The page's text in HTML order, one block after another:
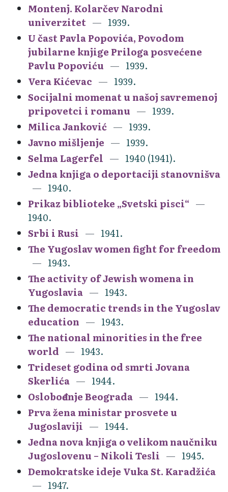
Montenj. Kolarčev Narodni
univerzitet
1939.
U čast Pavla Popovića, Povodom
jubilarne knjige Priloga posvećene
Pavlu Popoviću
1939.
Vera Kićevac
1939.
Socijalni momenat u našoj savremenoj
pripovetci i romanu
1939.
Milica Janković
1939.
Javno mišljenje
1939.
Selma Lagerfel
1940 (1941).
Jedna knjiga o deportaciji stanovnišva
1940.
Prikaz biblioteke „Svetski pisci“
1940.
Srbi i Rusi
1941.
The Yugoslav women fight for freedom
1943.
The activity of Jewish womena in
Yugoslavia
1943.
The democratic trends in the Yugoslav
education
1943.
The national minorities in the free
world
1943.
Trideset godina od smrti Jovana
Skerlića
1944.
Oslobođenje Beograda
1944.
Prva žena ministar prosvete u
Jugoslaviji
1944.
Jedna nova knjiga o velikom naučniku
Jugoslovenu – Nikoli Tesli
1945.
Demokratske ideje Vuka St. Karadžića
1947.